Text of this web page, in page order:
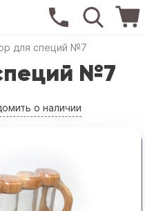
для специй №7
№7
о наличии